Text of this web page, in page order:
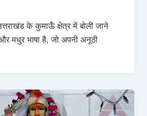
के कुमाऊँ क्षेत्र में बोली जाने
मधुर भाषा है, जो अपनी अनूठी